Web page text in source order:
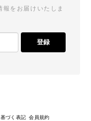
をお届けいたしま
登録
づく表記 会員規約